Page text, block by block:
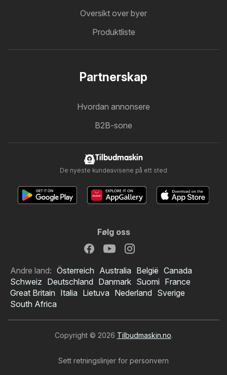
Oversikt over byer
Produktliste
Partnerskap
Hvordan annonsere
B2B-sone
Tilbudmaskin
De nyeste kundeavisene på ett sted
Følg oss
Andre land: Österreich Australia België Canada
Schweiz Deutschland Danmark Suomi France
Great Britain Italia Lietuva Nederland Sverige
South Africa
Copyright © 2026 Tilbudmaskin.no.
Sett retningslinjer for personvern